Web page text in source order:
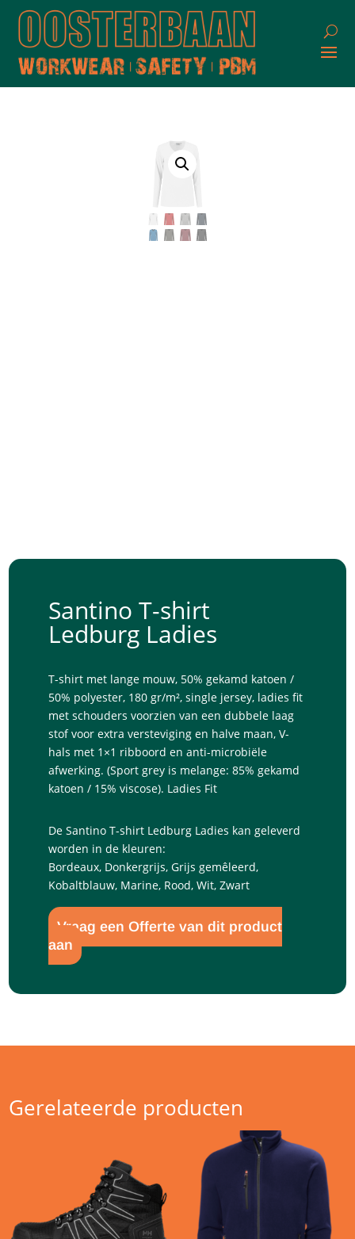
Santino T-shirt
Ledburg Ladies
T-shirt met lange mouw, 50% gekamd katoen /
50% polyester, 180 gr/m², single jersey, ladies fit
met schouders voorzien van een dubbele laag
stof voor extra versteviging en halve maan, V-
hals met 1×1 ribboord en anti-microbiële
afwerking. (Sport grey is melange: 85% gekamd
katoen / 15% viscose). Ladies Fit
De Santino T-shirt Ledburg Ladies kan geleverd
worden in de kleuren:
Bordeaux, Donkergrijs, Grijs gemêleerd,
Kobaltblauw, Marine, Rood, Wit, Zwart
Vraag een Offerte van dit product
aan
Gerelateerde producten